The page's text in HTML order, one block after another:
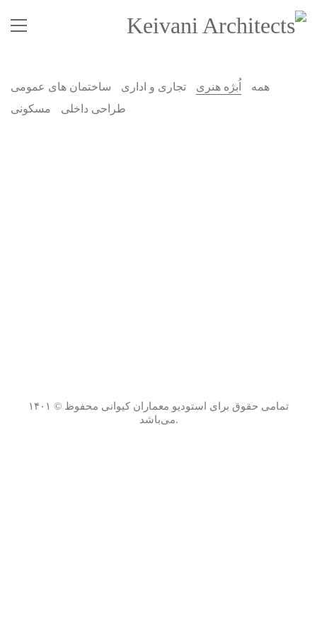
همه اُبژه هنری تجاری و اداری
ساختمان های عمومی
طراحی داخلی
مسکونی
۱۴۰۱ © تمامی حقوق برای استودیو معماران کیوانی محفوظ
می‌باشد.